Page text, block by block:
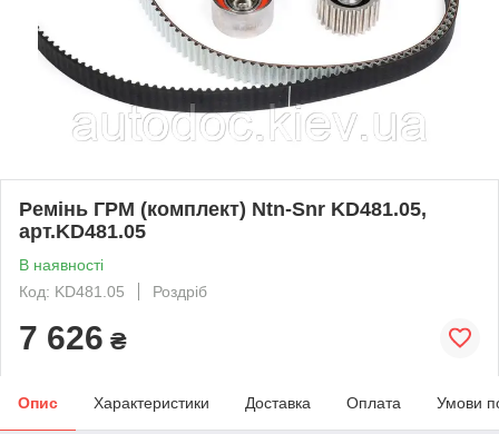
Ремінь ГРМ (комплект) Ntn-Snr KD481.05,
арт.KD481.05
В наявності
Код: KD481.05
Роздріб
7 626 ₴
Опис Характеристики Доставка Оплата Умови